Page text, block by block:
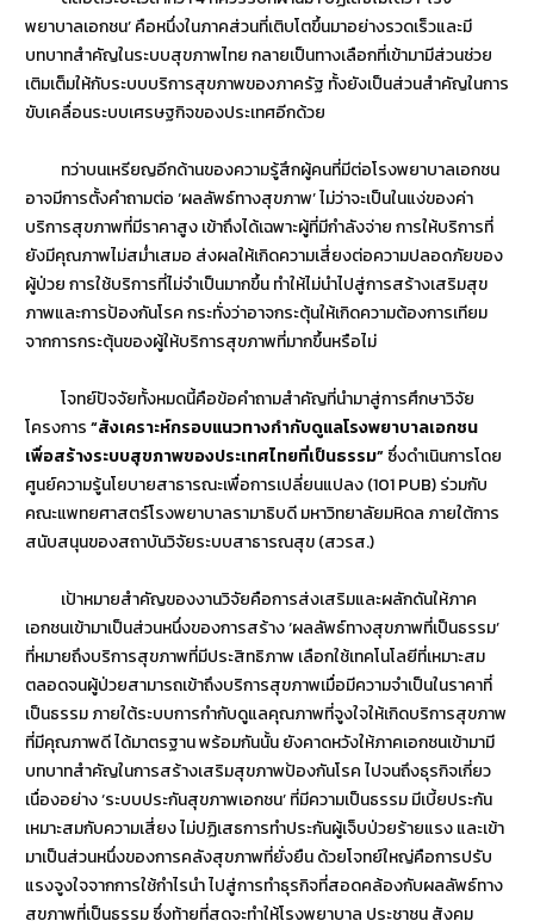
พยาบาลเอกชน’ คือหนึ่งในภาคส่วนที่เติบโตขึ้นมาอย่างรวดเร็วและมี
บทบาทสำคัญในระบบสุขภาพไทย กลายเป็นทางเลือกที่เข้ามามีส่วนช่วย
เติมเต็มให้กับระบบบริการสุขภาพของภาครัฐ ทั้งยังเป็นส่วนสำคัญในการ
ขับเคลื่อนระบบเศรษฐกิจของประเทศอีกด้วย
ทว่าบนเหรียญอีกด้านของความรู้สึกผู้คนที่มีต่อโรงพยาบาลเอกชน
อาจมีการตั้งคำถามต่อ ‘ผลลัพธ์ทางสุขภาพ’ ไม่ว่าจะเป็นในแง่ของค่า
บริการสุขภาพที่มีราคาสูง เข้าถึงได้เฉพาะผู้ที่มีกำลังจ่าย การให้บริการที่
ยังมีคุณภาพไม่สม่ำเสมอ ส่งผลให้เกิดความเสี่ยงต่อความปลอดภัยของ
ผู้ป่วย การใช้บริการที่ไม่จำเป็นมากขึ้น ทำให้ไม่นำไปสู่การสร้างเสริมสุข
ภาพและการป้องกันโรค กระทั่งว่าอาจกระตุ้นให้เกิดความต้องการเทียม
จากการกระตุ้นของผู้ให้บริการสุขภาพที่มากขึ้นหรือไม่
โจทย์ปัจจัยทั้งหมดนี้คือข้อคำถามสำคัญที่นำมาสู่การศึกษาวิจัย
โครงการ“สังเคราะห์กรอบแนวทางกำกับดูแลโรงพยาบาลเอกชน
เพื่อสร้างระบบสุขภาพของประเทศไทยที่เป็นธรรม”ซึ่งดำเนินการโดย
ศูนย์ความรู้นโยบายสาธารณะเพื่อการเปลี่ยนแปลง (101 PUB) ร่วมกับ
คณะแพทยศาสตร์โรงพยาบาลรามาธิบดี มหาวิทยาลัยมหิดล ภายใต้การ
สนับสนุนของสถาบันวิจัยระบบสาธารณสุข (สวรส.)
เป้าหมายสำคัญของงานวิจัยคือการส่งเสริมและผลักดันให้ภาค
เอกชนเข้ามาเป็นส่วนหนึ่งของการสร้าง ‘ผลลัพธ์ทางสุขภาพที่เป็นธรรม’
ที่หมายถึงบริการสุขภาพที่มีประสิทธิภาพ เลือกใช้เทคโนโลยีที่เหมาะสม
ตลอดจนผู้ป่วยสามารถเข้าถึงบริการสุขภาพเมื่อมีความจำเป็นในราคาที่
เป็นธรรม ภายใต้ระบบการกำกับดูแลคุณภาพที่จูงใจให้เกิดบริการสุขภาพ
ที่มีคุณภาพดี ได้มาตรฐาน พร้อมกันนั้น ยังคาดหวังให้ภาคเอกชนเข้ามามี
บทบาทสำคัญในการสร้างเสริมสุขภาพป้องกันโรค ไปจนถึงธุรกิจเกี่ยว
เนื่องอย่าง ‘ระบบประกันสุขภาพเอกชน’ ที่มีความเป็นธรรม มีเบี้ยประกัน
เหมาะสมกับความเสี่ยง ไม่ปฏิเสธการทำประกันผู้เจ็บป่วยร้ายแรง และเข้า
มาเป็นส่วนหนึ่งของการคลังสุขภาพที่ยั่งยืน ด้วยโจทย์ใหญ่คือการปรับ
แรงจูงใจจากการใช้กำไรนำ ไปสู่การทำธุรกิจที่สอดคล้องกับผลลัพธ์ทาง
สุขภาพที่เป็นธรรม ซึ่งท้ายที่สุดจะทำให้โรงพยาบาล ประชาชน สังคม